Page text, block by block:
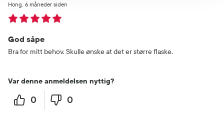
God såpe
6 måneder siden
Hong
Bra for mitt behov. Skulle ønske at det er større flaske.
Var denne anmeldelsen nyttig?
0 0